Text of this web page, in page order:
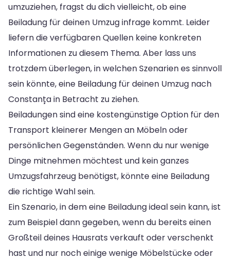
umzuziehen, fragst du dich vielleicht, ob eine
Beiladung für deinen Umzug infrage kommt. Leider
liefern die verfügbaren Quellen keine konkreten
Informationen zu diesem Thema. Aber lass uns
trotzdem überlegen, in welchen Szenarien es sinnvoll
sein könnte, eine Beiladung für deinen Umzug nach
Constanța in Betracht zu ziehen.
Beiladungen sind eine kostengünstige Option für den
Transport kleinerer Mengen an Möbeln oder
persönlichen Gegenständen. Wenn du nur wenige
Dinge mitnehmen möchtest und kein ganzes
Umzugsfahrzeug benötigst, könnte eine Beiladung
die richtige Wahl sein.
Ein Szenario, in dem eine Beiladung ideal sein kann, ist
zum Beispiel dann gegeben, wenn du bereits einen
Großteil deines Hausrats verkauft oder verschenkt
hast und nur noch einige wenige Möbelstücke oder